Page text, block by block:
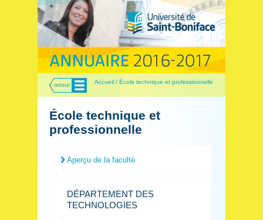
retour Menu Accueil / École technique et professionnelle
École technique et
professionnelle
Aperçu de la faculté
DÉPARTEMENT DES
TECHNOLOGIES